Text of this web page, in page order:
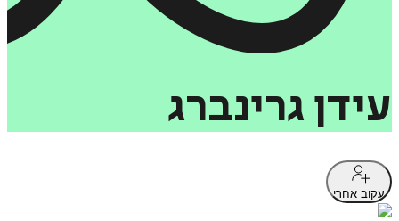
עידן גרינברג
עקוב אחרי